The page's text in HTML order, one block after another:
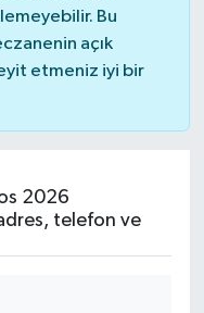
Bu
açık
etmeniz iyi bir
2026
telefon ve